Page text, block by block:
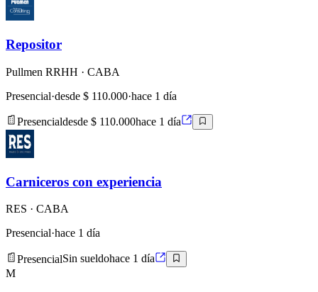
Repositor
Pullmen RRHH · CABA
Presencial·desde $ 110.000·hace 1 día
Presencialdesde $ 110.000hace 1 día
Carniceros con experiencia
RES · CABA
Presencial·hace 1 día
PresencialSin sueldohace 1 día
M